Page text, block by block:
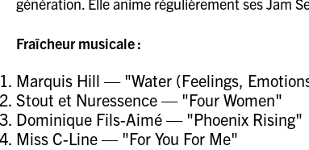
génération. Elle anime régulièrement ses Jam
Fraîcheur musicale :
Marquis Hill — "Water (Feelings,
Stout et Nuressence — "Four Women"
Dominique Fils-Aimé — "Phoenix Rising"
Miss C-Line — "For You For Me"